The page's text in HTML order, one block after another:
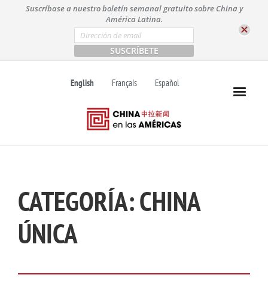
t
Suscríbase a nuestro boletín semanal gratuito sobre China y
América Latina.
E
m
a
i
*
English Français Español
CATEGORÍA:CHINA
ÚNICA